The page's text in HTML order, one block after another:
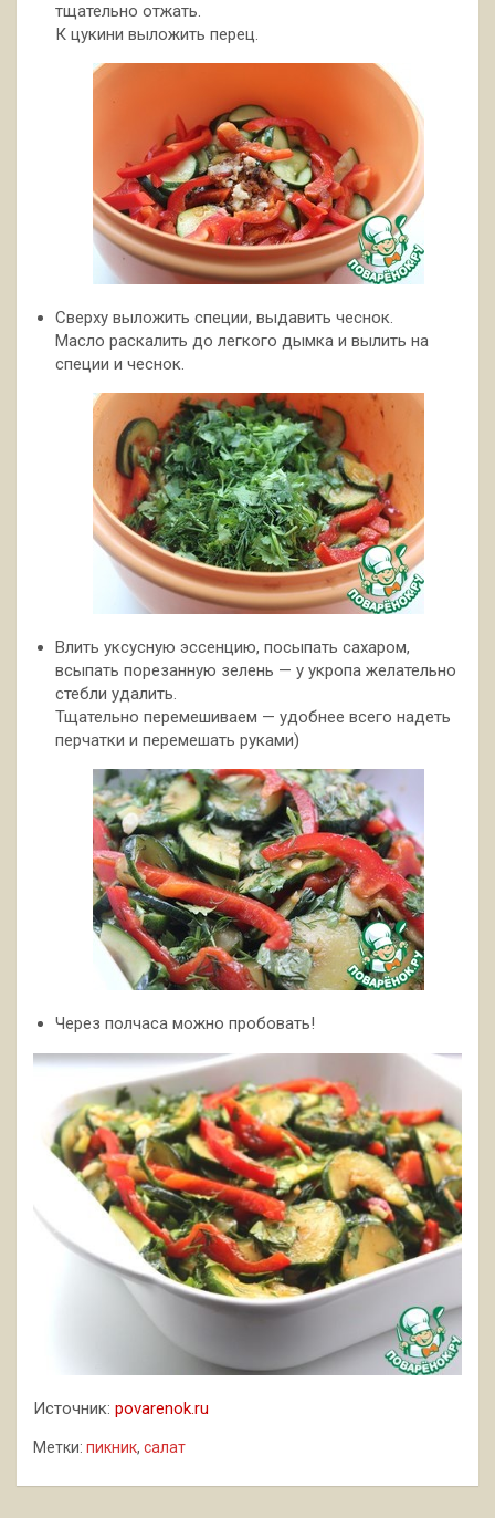
тщательно отжать.
К цукини выложить перец.
Сверху выложить специи, выдавить чеснок.
Масло раскалить до легкого дымка и вылить на
специи и чеснок.
Влить уксусную эссенцию, посыпать сахаром,
всыпать порезанную зелень — у укропа желательно
стебли удалить.
Тщательно перемешиваем — удобнее всего надеть
перчатки и перемешать руками)
Через полчаса можно пробовать!
Источник: povarenok.ru
Метки: пикник, салат